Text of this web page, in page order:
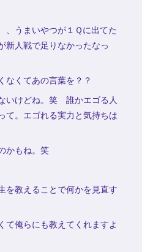
、うまいやつが１Ｑに出てた
新人戦で足りなかったなっ
なくてあの言葉を？？
いけどね。笑 誰かエゴる人
て。エゴれる実力と気持ちは
かもね。笑
を教えることで何かを見直す
て俺らにも教えてくれますよ